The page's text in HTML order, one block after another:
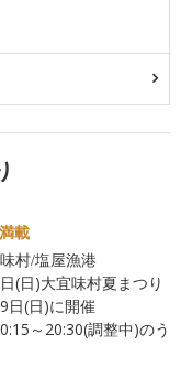
載
村/塩屋漁港
(日)大宜味村夏まつり
日(日)に開催
～20:30(調整中)のう